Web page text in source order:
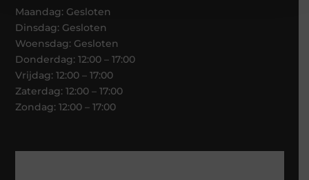
Maandag: Gesloten
Dinsdag: Gesloten
Woensdag: Gesloten
Donderdag: 12:00 – 17:00
Vrijdag: 12:00 – 17:00
Zaterdag: 12:00 – 17:00
Zondag: 12:00 – 17:00